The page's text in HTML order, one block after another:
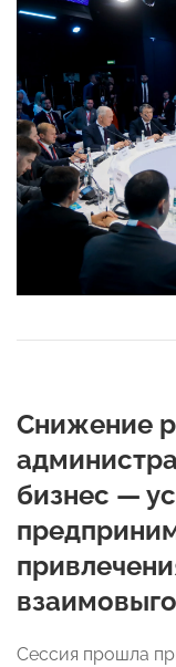
Снижение
бизнес —
Сессия прошла